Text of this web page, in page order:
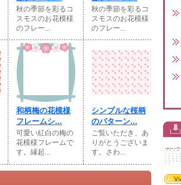
秋の季節を彩るコ
スモスのお花模様
のフレー...
秋の季節を彩るコ
スモスのお花模様
のフレー...
和柄梅の花模様
フレームシ...
可愛い紅白の梅の
花模様フレームで
す。縁起...
シンプルな桜柄
のパターン...
ご覧いただき、あ
りがとうございま
す。さわ...